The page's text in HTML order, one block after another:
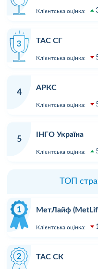
Клієнтська оцінка:
ТАС СГ
Клієнтська оцінка:
4
АРКС
Клієнтська оцінка:
5
ІНГО Україна
Клієнтська оцінка:
ТОП
МетЛайф
Клієнтська оцінка:
ТАС СК